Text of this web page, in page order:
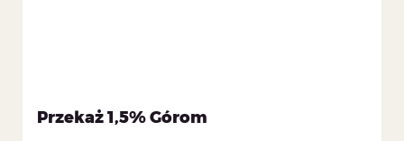
Przekaż 1,5% Górom